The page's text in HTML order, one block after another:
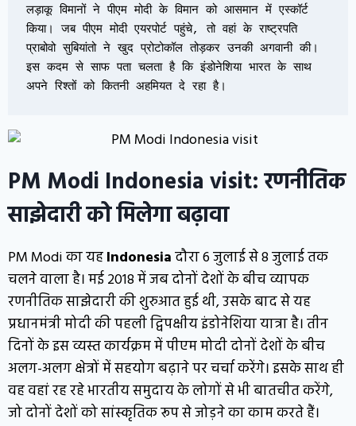
लड़ाकू विमानों ने पीएम मोदी के विमान को आसमान में एस्कॉर्ट
किया। जब पीएम मोदी एयरपोर्ट पहुंचे, तो वहां के राष्ट्रपति
प्राबोवो सुबियांतो ने खुद प्रोटोकॉल तोड़कर उनकी अगवानी की।
इस कदम से साफ पता चलता है कि इंडोनेशिया भारत के साथ
अपने रिश्तों को कितनी अहमियत दे रहा है।
PM Modi Indonesia visit: रणनीतिक
साझेदारी को मिलेगा बढ़ावा
PM Modi का यहIndonesiaदौरा 6 जुलाई से 8 जुलाई तक
चलने वाला है। मई 2018 में जब दोनों देशों के बीच व्यापक
रणनीतिक साझेदारी की शुरुआत हुई थी, उसके बाद से यह
प्रधानमंत्री मोदी की पहली द्विपक्षीय इंडोनेशिया यात्रा है। तीन
दिनों के इस व्यस्त कार्यक्रम में पीएम मोदी दोनों देशों के बीच
अलग-अलग क्षेत्रों में सहयोग बढ़ाने पर चर्चा करेंगे। इसके साथ ही
वह वहां रह रहे भारतीय समुदाय के लोगों से भी बातचीत करेंगे,
जो दोनों देशों को सांस्कृतिक रूप से जोड़ने का काम करते हैं।